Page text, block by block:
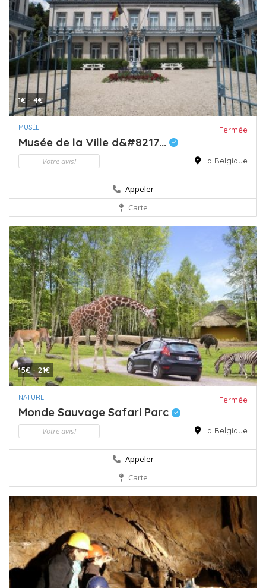
1€ - 4€
MUSÉE Fermée
Musée de la Ville d&#8217...
Votre avis! La Belgique
Appeler
Carte
15€ - 21€
NATURE Fermée
Monde Sauvage Safari Parc
Votre avis! La Belgique
Appeler
Carte